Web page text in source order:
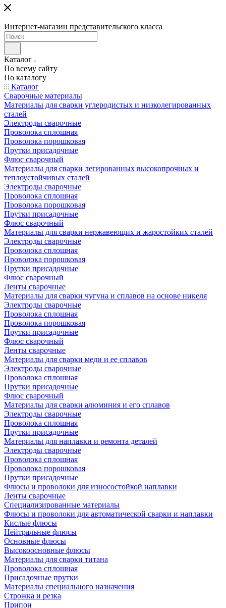
Интернет-магазин представительского класса
Каталог
По всему сайту
По каталогу
Каталог
Сварочные материалы
Материалы для сварки углеродистых и низколегированных
сталей
Электроды сварочные
Проволока сплошная
Проволока порошковая
Прутки присадочные
Флюс сварочный
Материалы для сварки легированных высокопрочных и
теплоустойчивых сталей
Электроды сварочные
Проволока сплошная
Проволока порошковая
Прутки присадочные
Флюс сварочный
Материалы для сварки нержавеющих и жаростойких сталей
Электроды сварочные
Проволока сплошная
Проволока порошковая
Прутки присадочные
Флюс сварочный
Ленты сварочные
Материалы для сварки чугуна и сплавов на основе никеля
Электроды сварочные
Проволока сплошная
Проволока порошковая
Прутки присадочные
Флюс сварочный
Ленты сварочные
Материалы для сварки меди и ее сплавов
Электроды сварочные
Проволока сплошная
Прутки присадочные
Флюс сварочный
Материалы для сварки алюминия и его сплавов
Электроды сварочные
Проволока сплошная
Прутки присадочные
Материалы для наплавки и ремонта деталей
Электроды сварочные
Проволока сплошная
Проволока порошковая
Прутки присадочные
Флюсы и проволоки для износостойкой наплавки
Ленты сварочные
Специализированные материалы
Флюсы и проволоки для автоматической сварки и наплавки
Кислые флюсы
Нейтральные флюсы
Основные флюсы
Высокоосновные флюсы
Материалы для сварки титана
Проволока сплошная
Присадочные прутки
Материалы специального назначения
Строжка и резка
Припои